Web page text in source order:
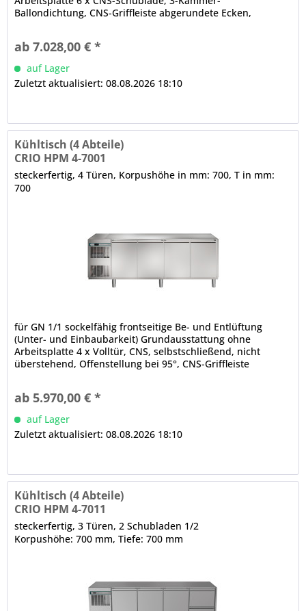
Ballondichtung, CNS-Griffleiste abgerundete Ecken,
Feuchtigkeitssteuerung, Turbo Cooling Zyklus, Ein-/Aus-
Schalter, akustische und...
ab 7.028,00 € *
auf Lager
Zuletzt aktualisiert: 08.08.2026 18:10
Kühltisch (4 Abteile)
CRIO HPM 4-7001
steckerfertig, 4 Türen, Korpushöhe in mm: 700, T in mm:
700
für GN 1/1 sockelfähig frontseitige Be- und Entlüftung
(Unter- und Einbaubarkeit) Grundausstattung ohne
Arbeitsplatte 4 x Volltür, CNS, selbstschließend, nicht
überstehend, Offenstellung bei 95°, CNS-Griffleiste
stufige Feuchtigkeitssteuerung, Turbo Cooling Zyklus,...
ab 5.970,00 € *
auf Lager
Zuletzt aktualisiert: 08.08.2026 18:10
Kühltisch (4 Abteile)
CRIO HPM 4-7011
steckerfertig, 3 Türen, 2 Schubladen 1/2
Korpushöhe: 700 mm, Tiefe: 700 mm